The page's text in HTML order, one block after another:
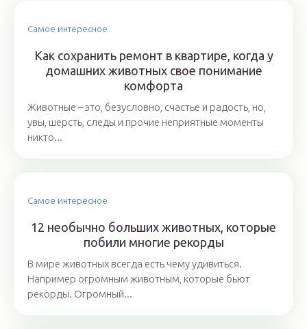
Самое интересное
Как сохранить ремонт в квартире, когда у
домашних животных свое понимание
комфорта
Животные – это, безусловно, счастье и радость, но,
увы, шерсть, следы и прочие неприятные моменты
никто...
Самое интересное
12 необычно больших животных, которые
побили многие рекорды
В мире животных всегда есть чему удивиться.
Например огромным животным, которые бьют
рекорды. Огромный...